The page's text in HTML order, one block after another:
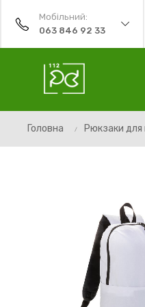
Мобільний:
063 846 92 33
Головна Рюкзаки для